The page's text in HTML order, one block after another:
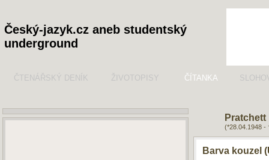
Český-jazyk.cz aneb studentský
underground
ČTENÁŘSKÝ DENÍK ŽIVOTOPISY ČÍTANKA
Pratchett
(*28.04.1948 -
Barva kouzel